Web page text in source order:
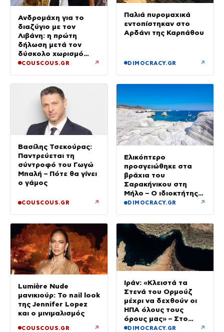
Ανδρομάχη για το
διαζύγιο με τον
Λιβάνη: η πρώτη
δήλωση μετά τον
δύσκολο χωρισμό
«Όποιος έχει…»
COUSCOUS.GR ↗
Παλιά πυρομαχικά
εντοπίστηκαν στο
Αρδάνι της Καρπάθου
DIMOCRACY.GR ↗
Βασίλης Τσεκούρας:
Παντρεύεται τη
σύντροφό του Γωγώ
Μπαλή – Πότε θα γίνει
ο γάμος
COUSCOUS.GR ↗
Ελικόπτερο
προσγειώθηκε στα
βράχια του
Σαρακήνικου στη
Μήλο – Ο ιδιοκτήτης
κατέβηκε για μπάνιο
DIMOCRACY.GR ↗
Lumière Nude
μανικιούρ: Το nail look
της Jennifer Lopez
και ο μινιμαλισμός
COUSCOUS.GR ↗
Ιράν: «Κλειστά τα
Στενά του Ορμούζ
μέχρι να δεχθούν οι
ΗΠΑ όλους τους
όρους μας» – Στο
τραπέζι συμφωνία για
DIMOCRACY.GR ↗